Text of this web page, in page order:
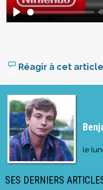
Réagir à cet article
le
SES DERNIERS